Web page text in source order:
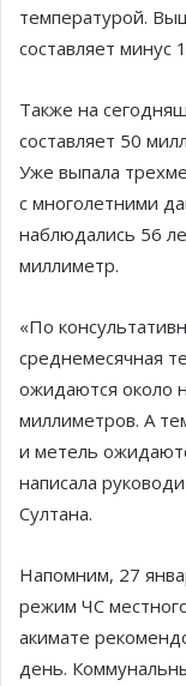
температурой.
составляет минус
Также на
составляет 50
Уже выпала
с многолетними
наблюдались 56
миллиметр.
«По
среднемесячная
ожидаются около
миллиметров. А
и метель
написала
Султана.
Напомним, 27
режим ЧС
акимате
день.